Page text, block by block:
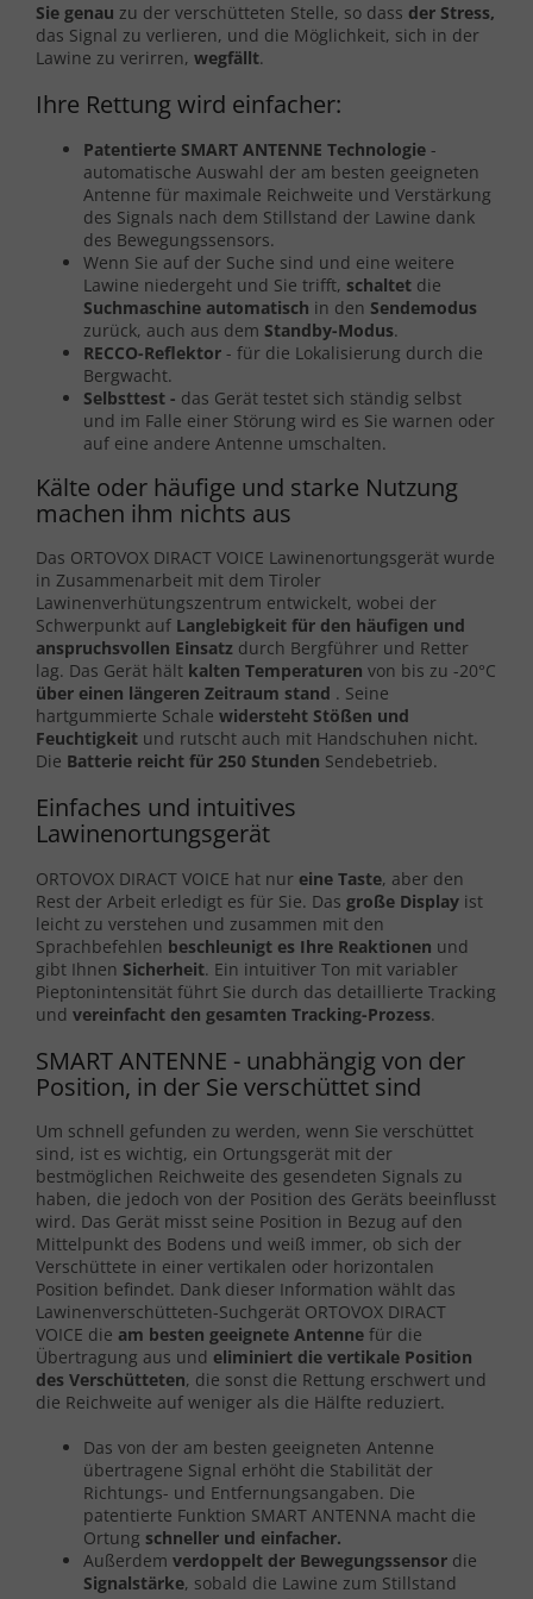
Sie genau zu der verschütteten Stelle, so dass der Stress,
das Signal zu verlieren, und die Möglichkeit, sich in der
Lawine zu verirren, wegfällt.
Ihre Rettung wird einfacher:
Patentierte SMART ANTENNE Technologie -
automatische Auswahl der am besten geeigneten
Antenne für maximale Reichweite und Verstärkung
des Signals nach dem Stillstand der Lawine dank
des Bewegungssensors.
Wenn Sie auf der Suche sind und eine weitere
Lawine niedergeht und Sie trifft, schaltet die
Suchmaschine automatisch in den Sendemodus
zurück, auch aus dem Standby-Modus.
RECCO-Reflektor - für die Lokalisierung durch die
Bergwacht.
Selbsttest - das Gerät testet sich ständig selbst
und im Falle einer Störung wird es Sie warnen oder
auf eine andere Antenne umschalten.
Kälte oder häufige und starke Nutzung
machen ihm nichts aus
Das ORTOVOX DIRACT VOICE Lawinenortungsgerät wurde
in Zusammenarbeit mit dem Tiroler
Lawinenverhütungszentrum entwickelt, wobei der
Schwerpunkt auf Langlebigkeit für den häufigen und
anspruchsvollen Einsatz durch Bergführer und Retter
lag. Das Gerät hält kalten Temperaturen von bis zu -20°C
über einen längeren Zeitraum stand . Seine
hartgummierte Schale widersteht Stößen und
Feuchtigkeit und rutscht auch mit Handschuhen nicht.
Die Batterie reicht für 250 Stunden Sendebetrieb.
Einfaches und intuitives
Lawinenortungsgerät
ORTOVOX DIRACT VOICE hat nur eine Taste, aber den
Rest der Arbeit erledigt es für Sie. Das große Display ist
leicht zu verstehen und zusammen mit den
Sprachbefehlen beschleunigt es Ihre Reaktionen und
gibt Ihnen Sicherheit. Ein intuitiver Ton mit variabler
Pieptonintensität führt Sie durch das detaillierte Tracking
und vereinfacht den gesamten Tracking-Prozess.
SMART ANTENNE - unabhängig von der
Position, in der Sie verschüttet sind
Um schnell gefunden zu werden, wenn Sie verschüttet
sind, ist es wichtig, ein Ortungsgerät mit der
bestmöglichen Reichweite des gesendeten Signals zu
haben, die jedoch von der Position des Geräts beeinflusst
wird. Das Gerät misst seine Position in Bezug auf den
Mittelpunkt des Bodens und weiß immer, ob sich der
Verschüttete in einer vertikalen oder horizontalen
Position befindet. Dank dieser Information wählt das
Lawinenverschütteten-Suchgerät ORTOVOX DIRACT
VOICE die am besten geeignete Antenne für die
Übertragung aus und eliminiert die vertikale Position
des Verschütteten, die sonst die Rettung erschwert und
die Reichweite auf weniger als die Hälfte reduziert.
Das von der am besten geeigneten Antenne
übertragene Signal erhöht die Stabilität der
Richtungs- und Entfernungsangaben. Die
patentierte Funktion SMART ANTENNA macht die
Ortung schneller und einfacher.
Außerdem verdoppelt der Bewegungssensor die
Signalstärke, sobald die Lawine zum Stillstand